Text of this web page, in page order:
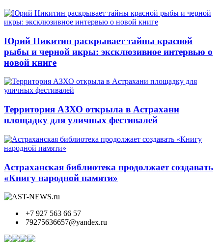
Юрий Никитин раскрывает тайны красной
рыбы и черной икры: эксклюзивное интервью о
новой книге
Территория АЗХО открыла в Астрахани
площадку для уличных фестивалей
Астраханская библиотека продолжает создавать
«Книгу народной памяти»
+7 927 563 66 57
79275636657@yandex.ru